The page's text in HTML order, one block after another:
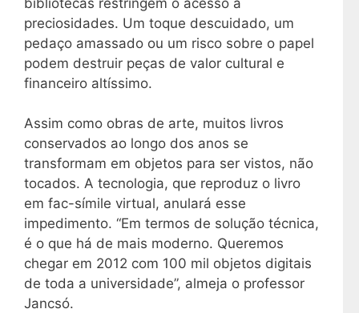
preciosidades. Um toque descuidado, um
pedaço amassado ou um risco sobre o papel
podem destruir peças de valor cultural e
financeiro altíssimo.
Assim como obras de arte, muitos livros
conservados ao longo dos anos se
transformam em objetos para ser vistos, não
tocados. A tecnologia, que reproduz o livro
em fac-símile virtual, anulará esse
impedimento. “Em termos de solução técnica,
é o que há de mais moderno. Queremos
chegar em 2012 com 100 mil objetos digitais
de toda a universidade”, almeja o professor
Jancsó.